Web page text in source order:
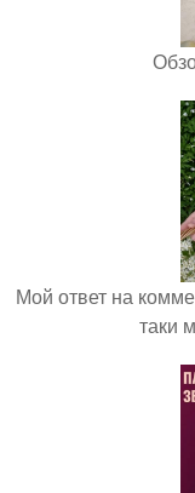
Мой ответ на
таки